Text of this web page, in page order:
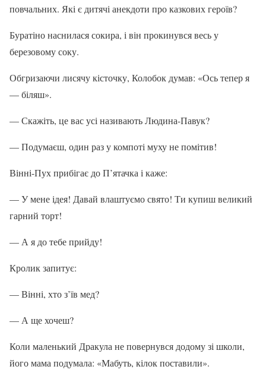
повчальних. Які є дитячі анекдоти про казкових героїв?
Буратіно наснилася сокира, і він прокинувся весь у
березовому соку.
Обгризаючи лисячу кісточку, Колобок думав: «Ось тепер я
— біляш».
— Скажіть, це вас усі називають Людина-Павук?
— Подумаєш, один раз у компоті муху не помітив!
Вінні-Пух прибігає до П’ятачка і каже:
— У мене ідея! Давай влаштуємо свято! Ти купиш великий
гарний торт!
— А я до тебе прийду!
Кролик запитує:
— Вінні, хто з’їв мед?
— А ще хочеш?
Коли маленький Дракула не повернувся додому зі школи,
його мама подумала: «Мабуть, кілок поставили».